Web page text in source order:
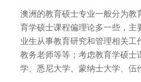
澳洲的教育硕士专业一般分为
育学硕士课程偏理论多一些，
业生从事教育研究和管理相关
教务老师等等；考虑教育学硕士
学、悉尼大学、蒙纳士大学、伍